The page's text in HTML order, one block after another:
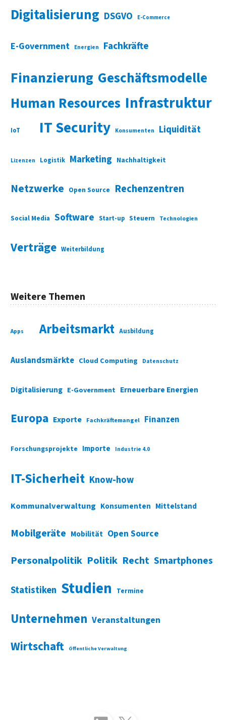
Digitalisierung DSGVO E-Commerce
E-Government Energien Fachkräfte
Finanzierung Geschäftsmodelle
Human Resources Infrastruktur
IoT IT Security Konsumenten Liquidität
Lizenzen Logistik Marketing Nachhaltigkeit
Netzwerke Open Source Rechenzentren
Social Media Software Start-up Steuern Technologien
Verträge Weiterbildung
Weitere Themen
Apps Arbeitsmarkt Ausbildung
Auslandsmärkte Cloud Computing Datenschutz
Digitalisierung E-Government Erneuerbare Energien
Europa Exporte Fachkräftemangel Finanzen
Forschungsprojekte Importe Industrie 4.0
IT-Sicherheit Know-how
Kommunalverwaltung Konsumenten Mittelstand
Mobilgeräte Mobilität Open Source
Personalpolitik Politik Recht Smartphones
Statistiken Studien Termine
Unternehmen Veranstaltungen
Wirtschaft Öffentliche Verwaltung